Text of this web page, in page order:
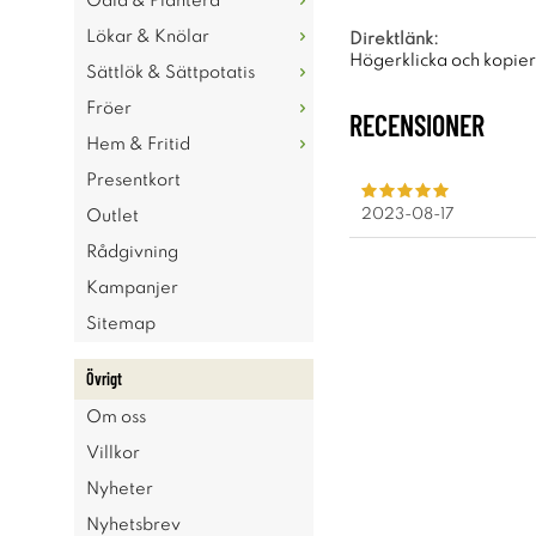
Lökar & Knölar
Sättlök & Sättpotatis
Fröer
Hem & Fritid
Presentkort
Outlet
Rådgivning
Kampanjer
Sitemap
Övrigt
Om oss
Villkor
Nyheter
Nyhetsbrev
Direktlänk:
Högerklicka och
RECENSIONER
2023-08-17